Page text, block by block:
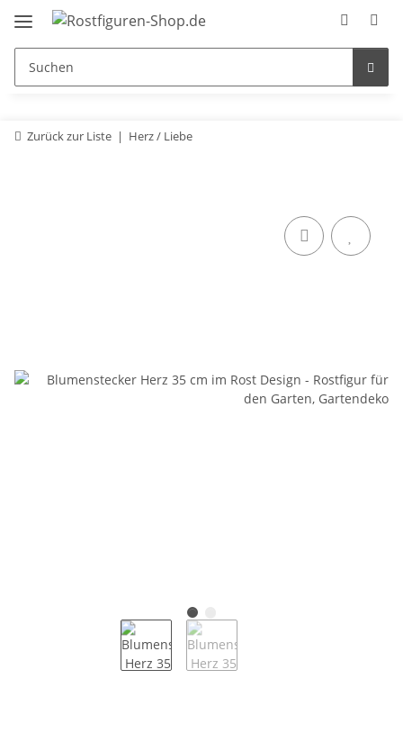
Zurück zur Liste Herz / Liebe